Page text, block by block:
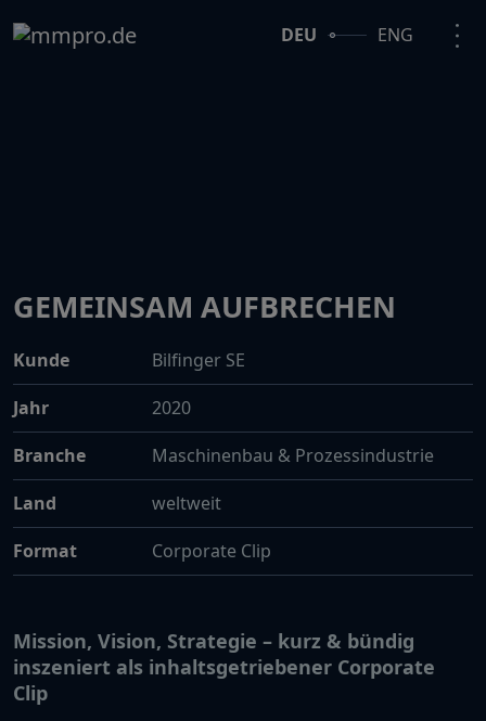
DEU ENG
GEMEINSAM AUFBRECHEN
Kunde
Bilfinger SE
Jahr
2020
Branche
Maschinenbau & Prozessindustrie
Land
weltweit
Format
Corporate Clip
Mission, Vision, Strategie – kurz & bündig
inszeniert als inhaltsgetriebener Corporate
Clip